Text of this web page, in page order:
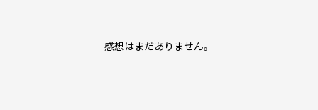
感想はまだありません。